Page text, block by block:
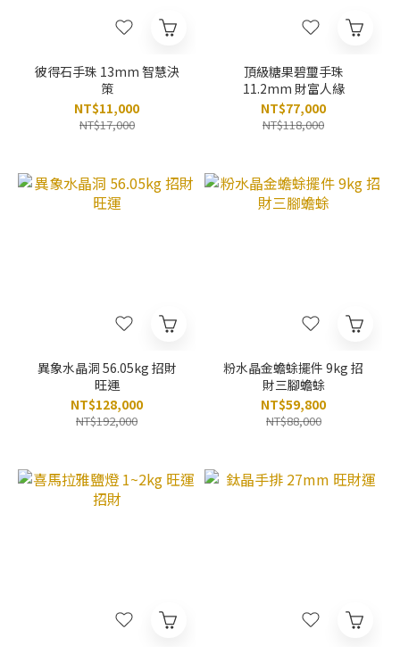
彼得石手珠 13mm 智慧決
策
NT$11,000
NT$17,000
頂級糖果碧璽手珠
11.2mm 財富人緣
NT$77,000
NT$118,000
異象水晶洞 56.05kg 招財
旺運
NT$128,000
NT$192,000
粉水晶金蟾蜍擺件 9kg 招
財三腳蟾蜍
NT$59,800
NT$88,000